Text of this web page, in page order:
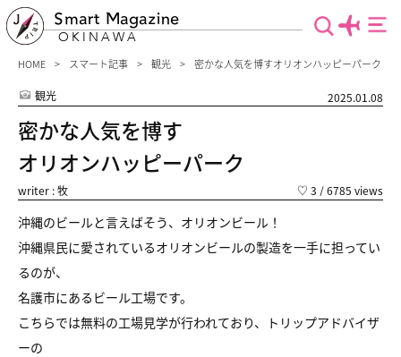
Smart Magazine
OKINAWA
HOME スマート記事 観光 密かな人気を博すオリオンハッピーパーク
観光 2025.01.08
密かな人気を博す
オリオンハッピーパーク
writer : 牧 ♡ 3 / 6785 views
沖縄のビールと言えばそう、オリオンビール！
沖縄県民に愛されているオリオンビールの製造を一手に担ってい
るのが、
名護市にあるビール工場です。
こちらでは無料の工場見学が行われており、トリップアドバイザ
ーの